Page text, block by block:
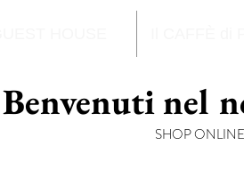
Benvenuti nel
SHOP ONLINE